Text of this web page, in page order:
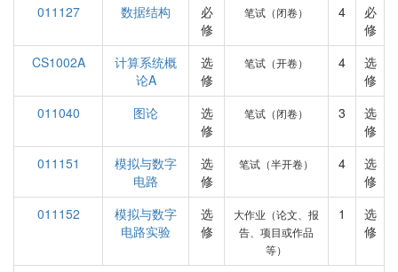
011127 数据结构
必
修
笔试（闭卷） 4
必
修
CS1002A
计算系统概
论A
选
修
笔试（开卷） 4
选
修
011040
图论
选
修
笔试（闭卷） 3
选
修
011151
模拟与数字
电路
选
修
笔试（半开卷） 4
选
修
011152
模拟与数字
电路实验
选
修
大作业（论文、报
告、项目或作品
等）
1
选
修